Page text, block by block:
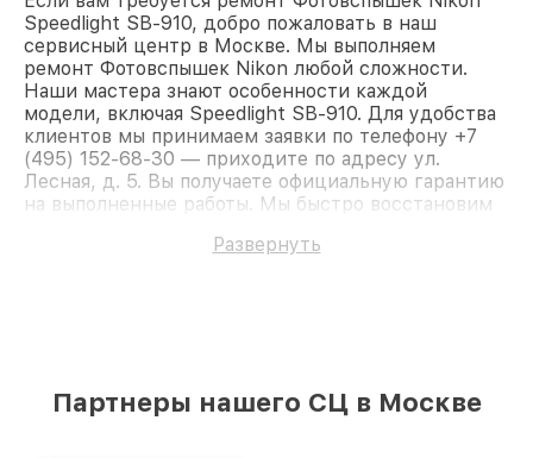
Speedlight SB-910, добро пожаловать в наш
сервисный центр в Москве. Мы выполняем
ремонт Фотовспышек Nikon любой сложности.
Наши мастера знают особенности каждой
модели, включая Speedlight SB-910. Для удобства
клиентов мы принимаем заявки по телефону +7
(495) 152-68-30 — приходите по адресу ул.
Лесная, д. 5. Вы получаете официальную гарантию
на выполненные работы. Мы быстро восстановим
Развернуть
Партнеры нашего СЦ в Москве